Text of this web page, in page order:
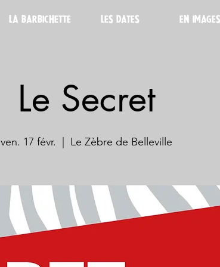
LA BARBICHETTE LES DATES EN IMAGES
Le Secret
ven. 17 févr. Le Zèbre de Belleville